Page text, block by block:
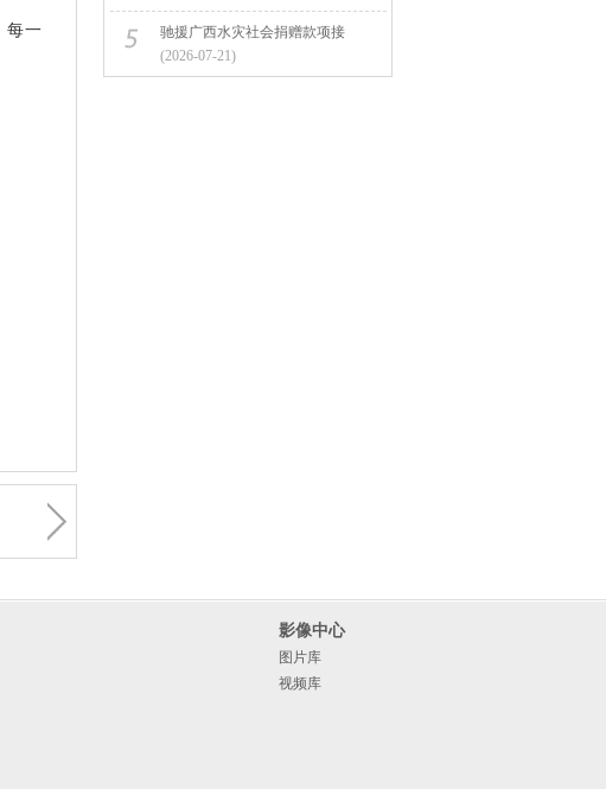
每一
驰援广西水灾社会捐赠款项接
(2026-07-21)
影像中心
图片库
视频库